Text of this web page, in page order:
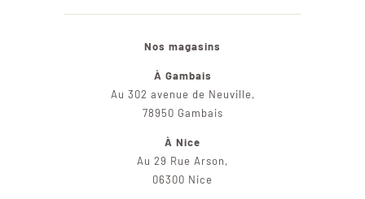
Nos magasins
À Gambais
Au 302 avenue de Neuville,
78950 Gambais
À Nice
Au 29 Rue Arson,
06300 Nice